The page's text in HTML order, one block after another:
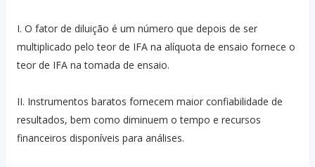
I. O fator de diluição é um número que depois de ser
multiplicado pelo teor de IFA na alíquota de ensaio fornece o
teor de IFA na tomada de ensaio.
II. Instrumentos baratos fornecem maior confiabilidade de
resultados, bem como diminuem o tempo e recursos
financeiros disponíveis para análises.